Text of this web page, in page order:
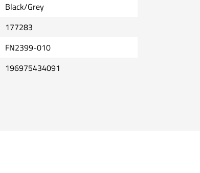
Black/Grey
177283
FN2399-010
196975434091